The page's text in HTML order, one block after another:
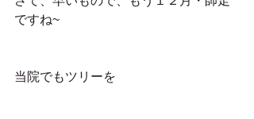
ですね~
当院でもツリーを